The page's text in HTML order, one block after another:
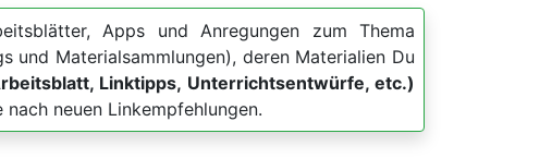
Apps und Anregungen zum Thema
und Materialsammlungen), deren Materialien Du
Linktipps, Unterrichtsentwürfe, etc.)
neuen Linkempfehlungen.